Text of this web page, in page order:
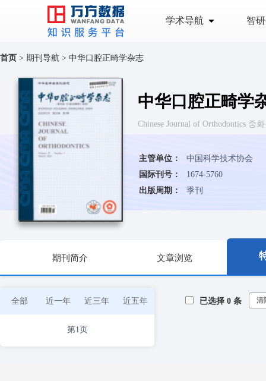
学术导航 智
首页 > 期刊导航 > 中华口腔正畸学杂志
中华口腔正畸学
Chinese Journal of Orthodontics 중
主管单位：
中国科学技术协会
国际刊号：
1674-5760
出版周期：
季刊
期刊简介 文章浏览
全部 近一年 近三年 近五年
第1页
已选择 0 条 清